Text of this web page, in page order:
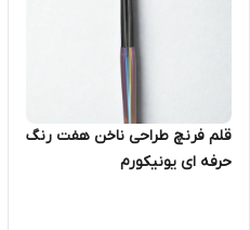
قلم فرنچ طراحی ناخن هفت رنگ
حرفه ای یونیکورم